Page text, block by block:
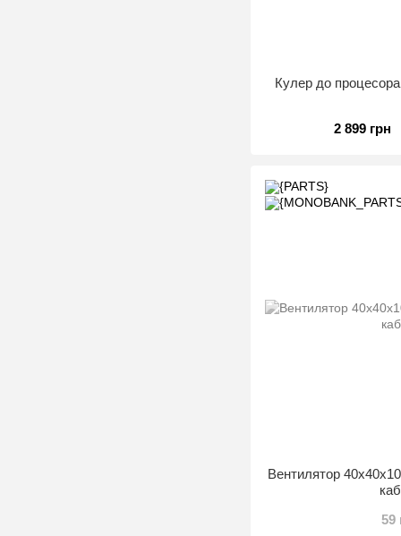
Кулер до
2 899 грн
Вентилятор
59